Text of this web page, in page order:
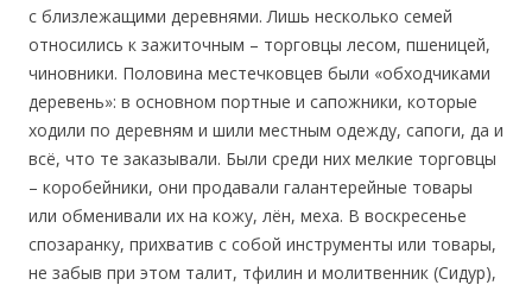
с близлежащими деревнями. Лишь несколько семей
относились к зажиточным – торговцы лесом, пшеницей,
чиновники. Половина местечковцев были «обходчиками
деревень»: в основном портные и сапожники, которые
ходили по деревням и шили местным одежду, сапоги, да и
всё, что те заказывали. Были среди них мелкие торговцы
– коробейники, они продавали галантерейные товары
или обменивали их на кожу, лён, меха. В воскресенье
спозаранку, прихватив с собой инструменты или товары,
не забыв при этом талит, тфилин и молитвенник (Сидур),